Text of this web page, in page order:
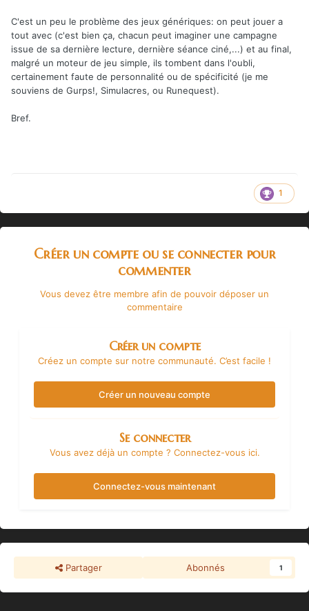
C'est un peu le problème des jeux génériques: on peut jouer a
tout avec (c'est bien ça, chacun peut imaginer une campagne
issue de sa dernière lecture, dernière séance ciné,...) et au final,
malgré un moteur de jeu simple, ils tombent dans l'oubli,
certainement faute de personnalité ou de spécificité (je me
souviens de Gurps!, Simulacres, ou Runequest).
Bref.
1
Créer un compte ou se connecter pour
commenter
Vous devez être membre afin de pouvoir déposer un
commentaire
Créer un compte
Créez un compte sur notre communauté. C’est facile !
Créer un nouveau compte
Se connecter
Vous avez déjà un compte ? Connectez-vous ici.
Connectez-vous maintenant
Partager Abonnés 1